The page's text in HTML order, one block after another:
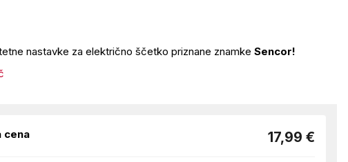
nastavke za električno ščetko priznane znamkeSencor!
cena 17,99 €